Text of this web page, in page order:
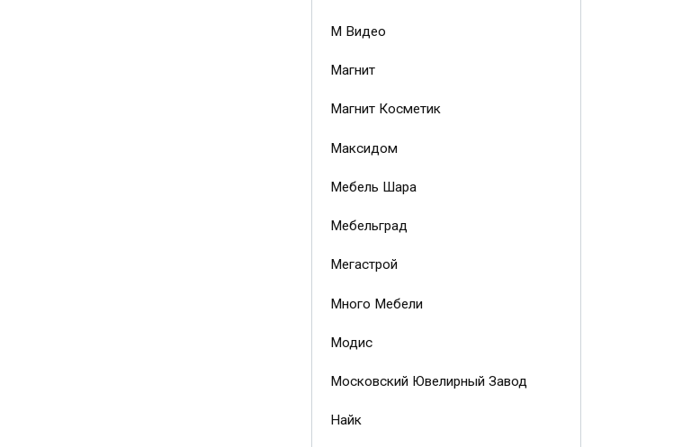
М Видео
Магнит
Магнит Косметик
Максидом
Мебель Шара
Мебельград
Мегастрой
Много Мебели
Модис
Московский Ювелирный Завод
Найк